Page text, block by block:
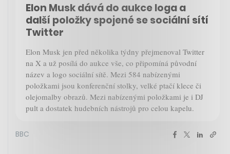
Elon Musk dává do aukce loga a
další položky spojené se sociální sítí
Twitter
Elon Musk jen před několika týdny přejmenoval Twitter
na X a už posílá do aukce vše, co připomíná původní
název a logo sociální sítě. Mezi 584 nabízenými
položkami jsou konferenční stolky, velké ptačí klece či
olejomalby obrazů. Mezi nabízenými položkami je i DJ
pult a dostatek hudebních nástrojů pro celou kapelu.
BBC